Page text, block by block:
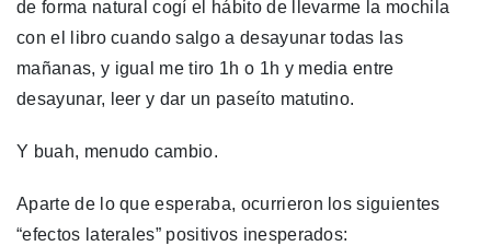
de forma natural cogí el hábito de llevarme la mochila
con el libro cuando salgo a desayunar todas las
mañanas, y igual me tiro 1h o 1h y media entre
desayunar, leer y dar un paseíto matutino.
Y buah, menudo cambio.
Aparte de lo que esperaba, ocurrieron los siguientes
“efectos laterales” positivos inesperados: